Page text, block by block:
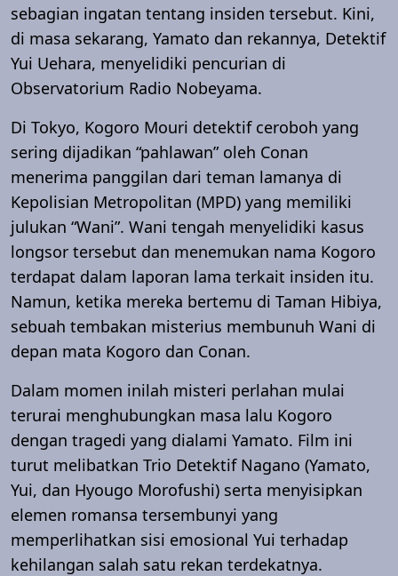
sebagian ingatan tentang insiden tersebut. Kini,
di masa sekarang, Yamato dan rekannya, Detektif
Yui Uehara, menyelidiki pencurian di
Observatorium Radio Nobeyama.
Di Tokyo, Kogoro Mouri detektif ceroboh yang
sering dijadikan “pahlawan” oleh Conan
menerima panggilan dari teman lamanya di
Kepolisian Metropolitan (MPD) yang memiliki
julukan “Wani”. Wani tengah menyelidiki kasus
longsor tersebut dan menemukan nama Kogoro
terdapat dalam laporan lama terkait insiden itu.
Namun, ketika mereka bertemu di Taman Hibiya,
sebuah tembakan misterius membunuh Wani di
depan mata Kogoro dan Conan.
Dalam momen inilah misteri perlahan mulai
terurai menghubungkan masa lalu Kogoro
dengan tragedi yang dialami Yamato. Film ini
turut melibatkan Trio Detektif Nagano (Yamato,
Yui, dan Hyougo Morofushi) serta menyisipkan
elemen romansa tersembunyi yang
memperlihatkan sisi emosional Yui terhadap
kehilangan salah satu rekan terdekatnya.